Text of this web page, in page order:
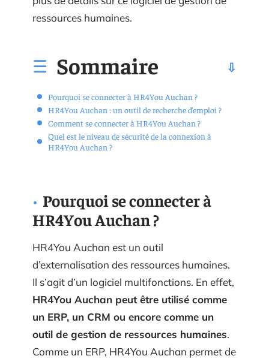
ressources humaines.
Sommaire
Pourquoi se connecter à HR4You Auchan ?
HR4You Auchan : un outil de recherche d’emploi ?
Comment se connecter à HR4You Auchan ?
Quel est le niveau de sécurité de la connexion à
HR4You Auchan ?
Pourquoi se connecter à
HR4You Auchan ?
HR4You Auchan est un outil
d’externalisation des ressources humaines.
Il s’agit d’un logiciel multifonctions. En effet,
HR4You Auchan peut être utilisé comme
un ERP, un CRM ou encore comme un
outil de gestion de ressources humaines.
Comme un ERP, HR4You Auchan permet de